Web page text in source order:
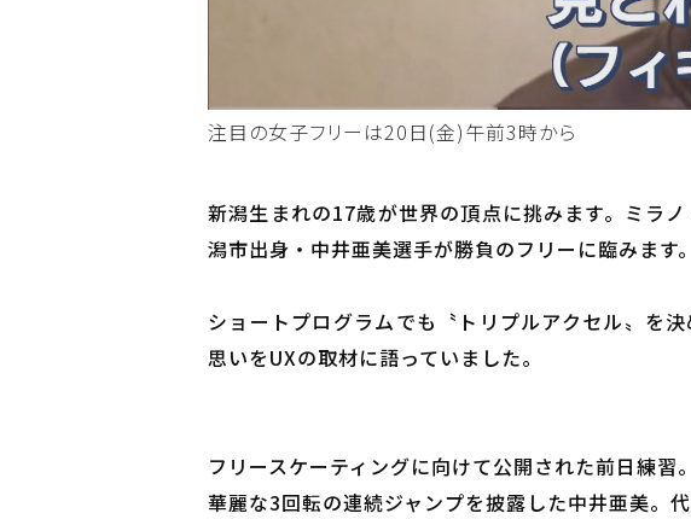
注目の女子フリーは20日(金)午前3時から
新潟生まれの17歳が世界の頂点に挑みます。ミラ
潟市出身・中井亜美選手が勝負のフリーに臨みます。
ショートプログラムでも〝トリプルアクセル〟を
思いをUXの取材に語っていました。
フリースケーティングに向けて公開された前日練習。
華麗な3回転の連続ジャンプを披露した中井亜美。